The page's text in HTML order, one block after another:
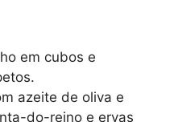
em cubos e
azeite de oliva e
do-reino e ervas